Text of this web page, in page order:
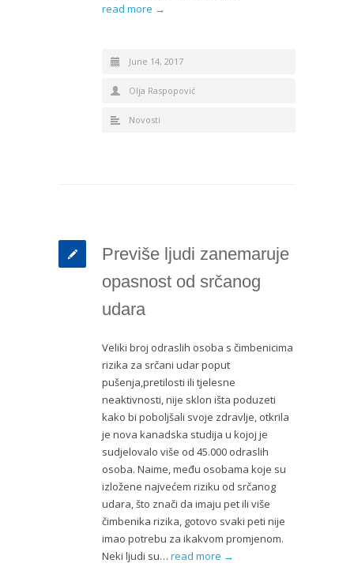
read more →
June 14, 2017
Olja Raspopović
Novosti
Previše ljudi zanemaruje
opasnost od srčanog
udara
Veliki broj odraslih osoba s čimbenicima
rizika za srčani udar poput
pušenja,pretilosti ili tjelesne
neaktivnosti, nije sklon išta poduzeti
kako bi poboljšali svoje zdravlje, otkrila
je nova kanadska studija u kojoj je
sudjelovalo više od 45.000 odraslih
osoba. Naime, među osobama koje su
izložene najvećem riziku od srčanog
udara, što znači da imaju pet ili više
čimbenika rizika, gotovo svaki peti nije
imao potrebu za ikakvom promjenom.
Neki ljudi su… read more →